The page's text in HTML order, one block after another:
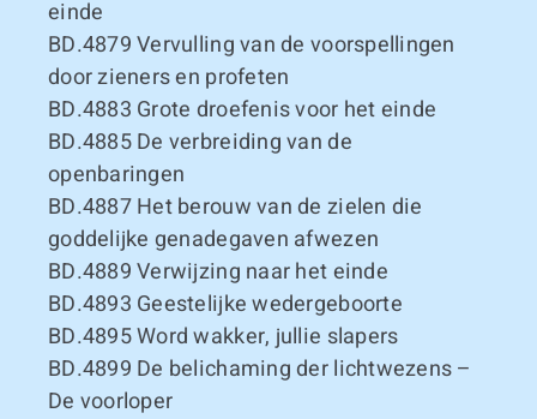
einde
BD.4879Vervulling van de voorspellingen
door zieners en profeten
BD.4883 Grote droefenis voor het einde
BD.4885De verbreiding van de
openbaringen
BD.4887Het berouw van de zielen die
goddelijke genadegaven afwezen
BD.4889Verwijzing naar het einde
BD.4893 Geestelijke wedergeboorte
BD.4895Word wakker, jullie slapers
BD.4899 De belichaming der lichtwezens –
De voorloper